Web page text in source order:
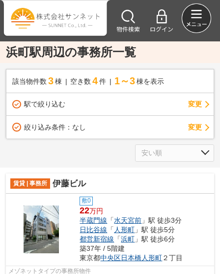
物件検索 ログイン
浜町駅周辺の事務所一覧
該当物件数 3棟 空き数 4 件 1～3 棟を表示
駅で絞り込む 変更
絞り込み条件： なし 変更
賃貸 | 事務所 伊藤ビル
敷0
22万円
半蔵門線 「水天宮前 」駅 徒歩3分
日比谷線 「 人形町 」駅 徒歩5分
都営新宿線 「浜町 」駅 徒歩6分
築37年 / 5階建
東京都中央区日本橋人形町２丁目
メゾネットタイプの事務所物件